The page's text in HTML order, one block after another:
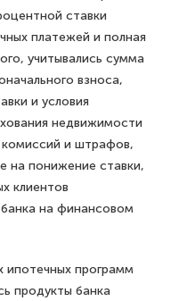
ставки
платежей и полная
учитывались сумма
взноса,
и условия
недвижимости
комиссий и штрафов,
на понижение ставки,
клиентов
на финансовом
ипотечных программ
продукты банка